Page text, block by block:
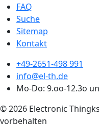
FAQ
Suche
Sitemap
Kontakt
+49-2651-498 991
info@el-th.de
Mo-Do: 9.oo-12.3o
© 2026 Electronic
vorbehalten